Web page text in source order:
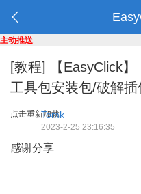
主动推送
[教程]
【EasyClick
工具包安装包/破解
点击重新加载
Tomk
2023-2-25 23:16:35
感谢分享